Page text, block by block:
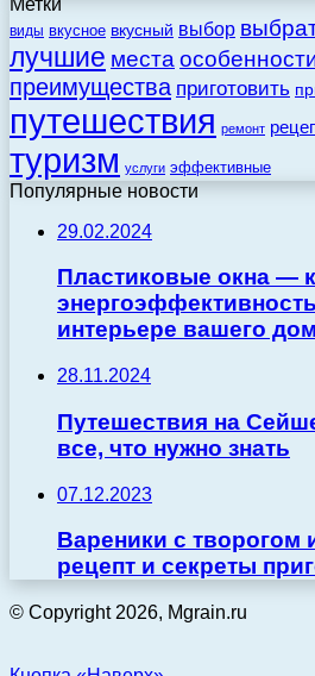
виды вкусное вкусный выбор
лучшие места
преимущества приготовить
путешествия ремонт
туризм услуги эффективные
Популярные новости
29.02.2024
Пластиковые окна —
интерьере вашего
28.11.2024
Путешествия на
все, что нужно знать
07.12.2023
Вареники с
рецепт и секреты
© Copyright 2026, Mgrain.ru